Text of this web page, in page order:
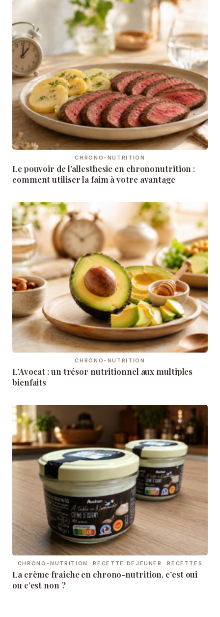
CHRONO-NUTRITION
Le pouvoir de l’allesthesie en chrononutrition :
comment utiliser la faim à votre avantage
CHRONO-NUTRITION
L’Avocat : un trésor nutritionnel aux multiples
bienfaits
CHRONO-NUTRITION RECETTE DEJEUNER RECETTES
La crème fraîche en chrono-nutrition, c’est oui
ou c’est non ?